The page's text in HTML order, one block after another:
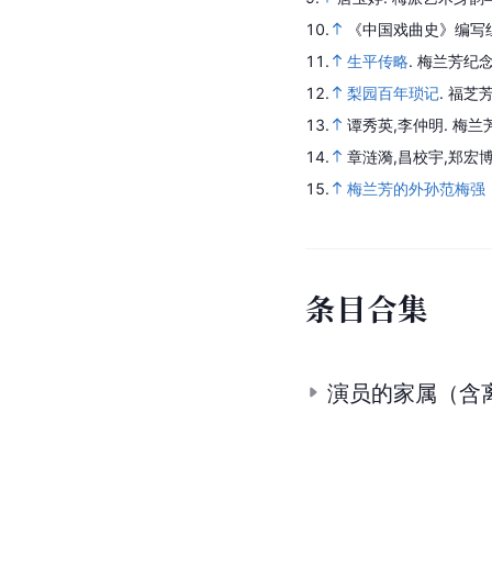
10.
《中国戏曲史》编
11.
生平传略. 梅兰芳纪
12.
梨园百年琐记. 福芝
13.
谭秀英,李仲明. 梅兰
14.
章涟漪,昌校宇,郑宏
15.
梅兰芳的外孙范梅
条目合集
演员的家属（含